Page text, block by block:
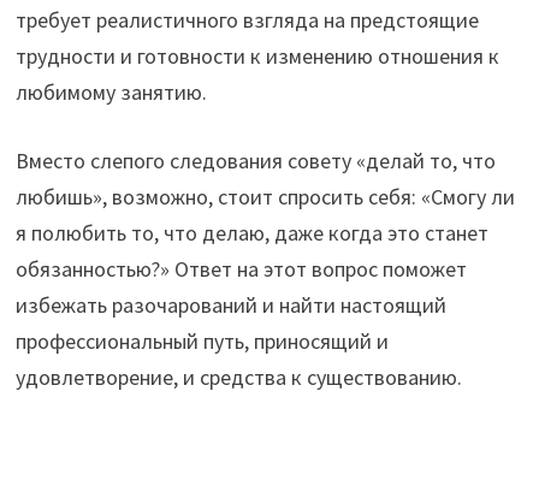
требует реалистичного взгляда на предстоящие
трудности и готовности к изменению отношения к
любимому занятию.
Вместо слепого следования совету «делай то, что
любишь», возможно, стоит спросить себя: «Смогу ли
я полюбить то, что делаю, даже когда это станет
обязанностью?» Ответ на этот вопрос поможет
избежать разочарований и найти настоящий
профессиональный путь, приносящий и
удовлетворение, и средства к существованию.